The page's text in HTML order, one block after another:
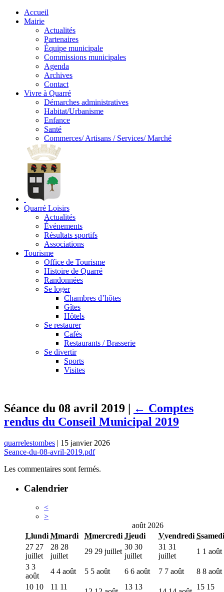
Accueil
Mairie
Actualités
Partenaires
Équipe municipale
Commissions municipales
Agenda
Archives
Contact
Vivre à Quarré
Démarches administratives
Habitat/Urbanisme
Enfance
Santé
Commerces/ Artisans / Services/ Marché
Quarré Loisirs
Actualités
Événements
Résultats sportifs
Associations
Tourisme
Office de Tourisme
Histoire de Quarré
Randonnées
Se loger
Chambres d’hôtes
Gîtes
Hôtels
Se restaurer
Cafés
Restaurants / Brasserie
Se divertir
Sports
Visites
Séance du 08 avril 2019 | ← Comptes
rendus du Conseil Municipal 2019
quarrelestombes | 15 janvier 2026
Seance-du-08-avril-2019.pdf
Les commentaires sont fermés.
Calendrier
<
>
août 2026
Llundi Mmardi Mmercredi Jjeudi Vvendredi Ssamedi
27 27
juillet
28 28
juillet
29 29 juillet
30 30
juillet
31 31
juillet
1 1 août
3 3
août
4 4 août 5 5 août 6 6 août 7 7 août 8 8 août
10 10
11 11
13 13
15 15